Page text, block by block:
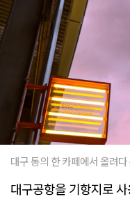
대구 동의 한 카페에서 올려
대구공항을 기항지로